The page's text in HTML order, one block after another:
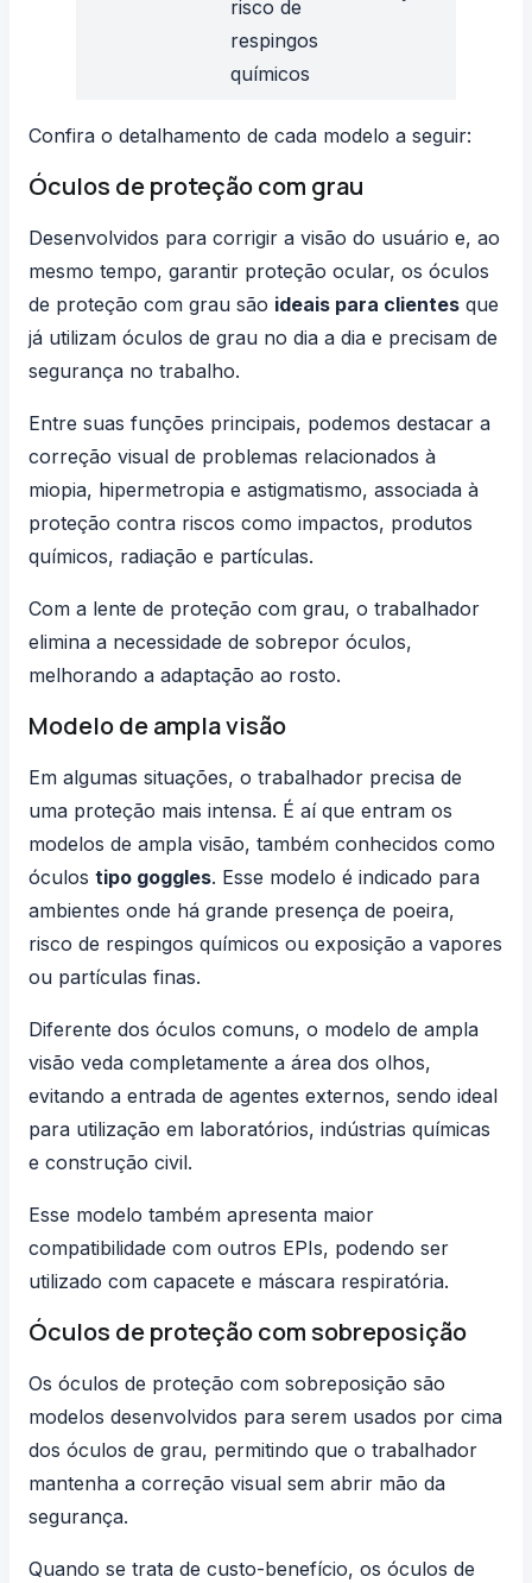
risco de
respingos
químicos
Confira o detalhamento de cada modelo a seguir:
Óculos de proteção com grau
Desenvolvidos para corrigir a visão do usuário e, ao
mesmo tempo, garantir proteção ocular, os óculos
de proteção com grau são ideais para clientes que
já utilizam óculos de grau no dia a dia e precisam de
segurança no trabalho.
Entre suas funções principais, podemos destacar a
correção visual de problemas relacionados à
miopia, hipermetropia e astigmatismo, associada à
proteção contra riscos como impactos, produtos
químicos, radiação e partículas.
Com a lente de proteção com grau, o trabalhador
elimina a necessidade de sobrepor óculos,
melhorando a adaptação ao rosto.
Modelo de ampla visão
Em algumas situações, o trabalhador precisa de
uma proteção mais intensa. É aí que entram os
modelos de ampla visão, também conhecidos como
óculos tipo goggles. Esse modelo é indicado para
ambientes onde há grande presença de poeira,
risco de respingos químicos ou exposição a vapores
ou partículas finas.
Diferente dos óculos comuns, o modelo de ampla
visão veda completamente a área dos olhos,
evitando a entrada de agentes externos, sendo ideal
para utilização em laboratórios, indústrias químicas
e construção civil.
Esse modelo também apresenta maior
compatibilidade com outros EPIs, podendo ser
utilizado com capacete e máscara respiratória.
Óculos de proteção com sobreposição
Os óculos de proteção com sobreposição são
modelos desenvolvidos para serem usados por cima
dos óculos de grau, permitindo que o trabalhador
mantenha a correção visual sem abrir mão da
segurança.
Quando se trata de custo-benefício, os óculos de